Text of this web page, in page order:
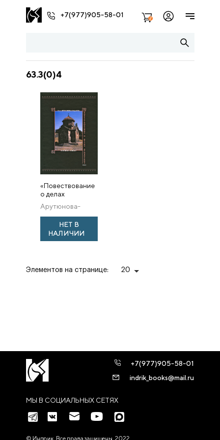
+7(977)905-58-01 2
63.3(0)4
«Повествование
о делах
армянских» (VII
в.). Источник и
время.
Арутюнова-
НЕТ В
НАЛИЧИИ
Элементов на странице: 20
МЫ В СОЦИАЛЬНЫХ СЕТЯХ
+7(977)905-58-01
indrik_books@mail.ru
© Индрик. Все права защищены, 2022